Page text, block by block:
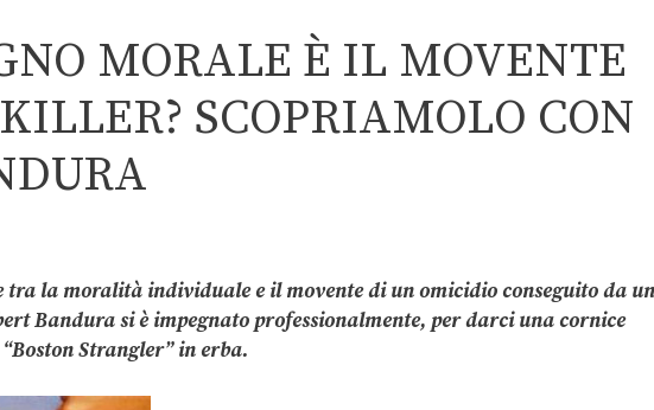
MORALE È IL MOVENTE
SCOPRIAMOLO CON
la moralità individuale e il movente di un omicidio conseguito da un
Bandura si è impegnato professionalmente, per darci una cornice
Strangler” in erba.